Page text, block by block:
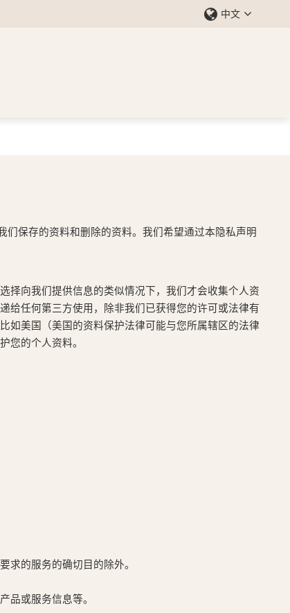
中文
保存的资料和删除的资料。我们希望通过本隐私声明
择向我们提供信息的类似情况下，我们才会收集个人资
给任何第三方使用，除非我们已获得您的许可或法律有
如美国（美国的资料保护法律可能与您所属辖区的法律
您的个人资料。
求的服务的确切目的除外。
品或服务信息等。